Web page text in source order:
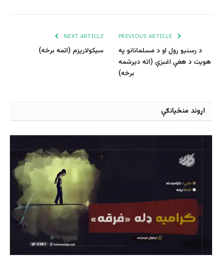
د رسنیو رول او د مسلمانانو په
هویت د هغې اغېزې (اته دیرشمه
برخه)
NEXT ARTICLE
سیکولاریزم (اتمه برخه)
اړوند منځپانګې